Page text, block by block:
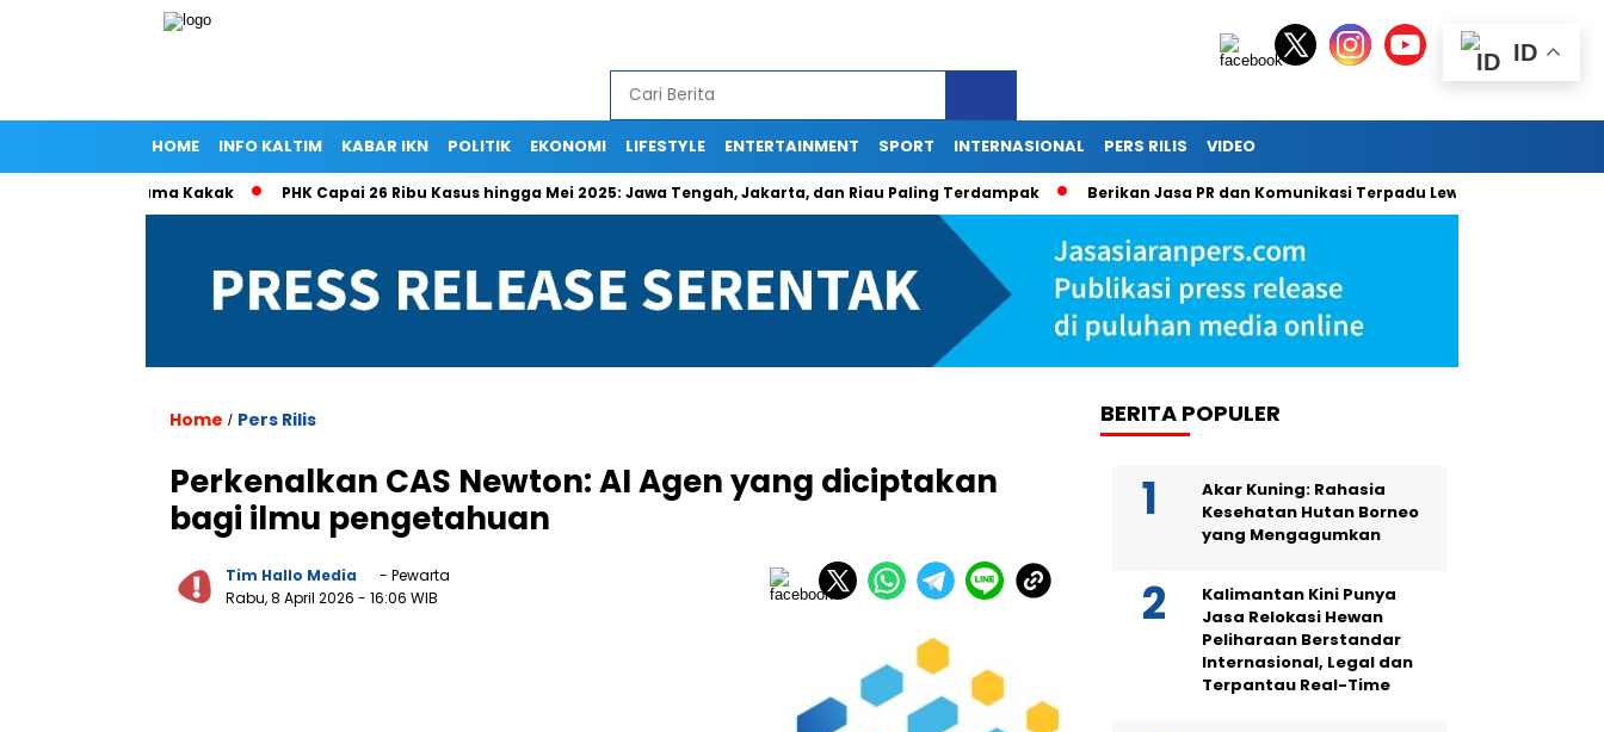
HOME INFO KALTIM KABAR IKN POLITIK EKONOMI LIFESTYLE ENTERTAINMENT SPORT INTERNASIONAL PERS RILIS VIDEO
Ramlan Cuma Kakak PHK Capai 26 Ribu Kasus hingga Mei 2025: Jawa Tengah, Jakarta, dan Riau Paling Terdampak Berikan Jasa PR dan Komunikasi Terpadu Lewat Press Release,
Home / Pers Rilis
Perkenalkan CAS Newton: AI Agen yang diciptakan
bagi ilmu pengetahuan
Tim Hallo Media
- Pewarta
Rabu, 8 April 2026 - 16:06 WIB
BERITA POPULER
Akar Kuning: Rahasia
Kesehatan Hutan Borneo
yang Mengagumkan
Kalimantan Kini Punya
Jasa Relokasi Hewan
Peliharaan Berstandar
Internasional, Legal dan
Terpantau Real-Time
ID